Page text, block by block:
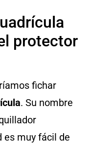
protector
fichar
. Su nombre
es muy fácil de